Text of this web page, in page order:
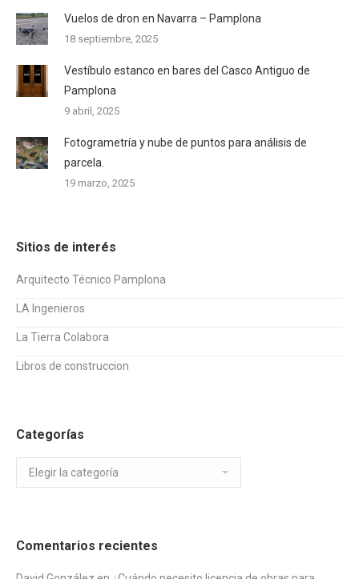
Vuelos de dron en Navarra – Pamplona
18 septiembre, 2025
Vestíbulo estanco en bares del Casco Antiguo de
Pamplona
9 abril, 2025
Fotogrametría y nube de puntos para análisis de
parcela.
19 marzo, 2025
Sitios de interés
Arquitecto Técnico Pamplona
LA Ingenieros
La Tierra Colabora
Libros de construccion
Categorías
Categorías
Comentarios recientes